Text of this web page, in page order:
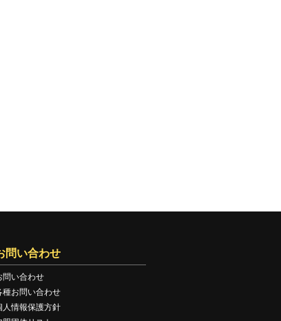
問い合わせ
問い合わせ
種お問い合わせ
人情報保護方針